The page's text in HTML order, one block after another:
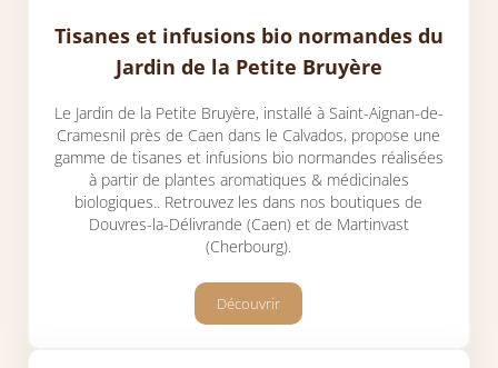
Tisanes et infusions bio normandes du
Jardin de la Petite Bruyère
Le Jardin de la Petite Bruyère, installé à Saint-Aignan-de-
Cramesnil près de Caen dans le Calvados, propose une
gamme de tisanes et infusions bio normandes réalisées
à partir de plantes aromatiques & médicinales
biologiques.. Retrouvez les dans nos boutiques de
Douvres-la-Délivrande (Caen) et de Martinvast
(Cherbourg).
DécouvrirTisanes et infusions bio normandes